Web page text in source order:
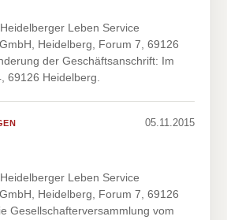
Leben Service
Heidelberg, Forum 7, 69126
der Geschäftsanschrift: Im
69126 Heidelberg.
05.11.2015
Leben Service
Heidelberg, Forum 7, 69126
Gesellschafterversammlung vom